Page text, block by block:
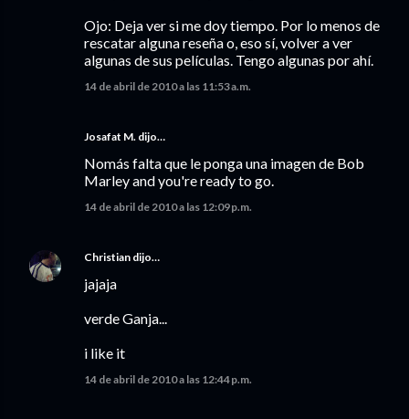
Ojo: Deja ver si me doy tiempo. Por lo menos de
rescatar alguna reseña o, eso sí, volver a ver
algunas de sus películas. Tengo algunas por ahí.
14 de abril de 2010 a las 11:53 a.m.
Josafat M. dijo…
Nomás falta que le ponga una imagen de Bob
Marley and you're ready to go.
14 de abril de 2010 a las 12:09 p.m.
Christian dijo…
jajaja
verde Ganja...
i like it
14 de abril de 2010 a las 12:44 p.m.